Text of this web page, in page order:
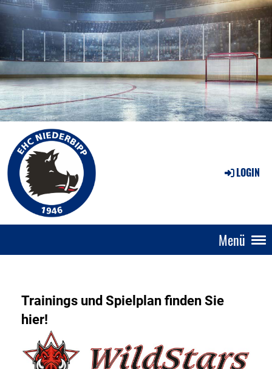
LOGIN
Menü
Trainings und Spielplan finden Sie
hier!